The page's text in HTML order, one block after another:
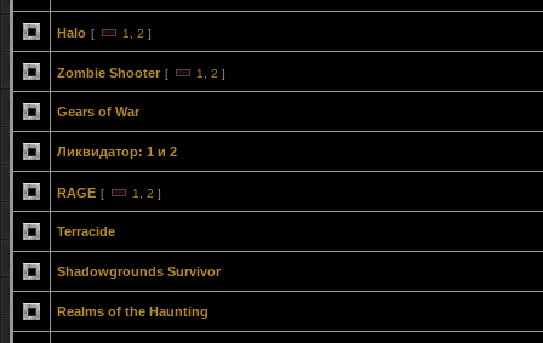
Halo [ 1 2 ]
Zombie Shooter [ 1 2 ]
Gears of War
Ликвидатор: 1 и 2
RAGE [ 1 2 ]
Terracide
Shadowgrounds Survivor
Realms of the Haunting